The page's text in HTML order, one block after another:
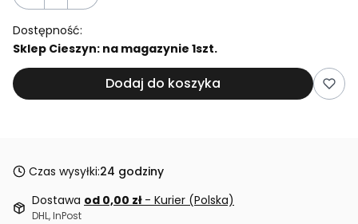
Dostępność:
Sklep Cieszyn: na magazynie 1szt.
Dodaj do koszyka
Czas wysyłki:24 godziny
Dostawa od 0,00 zł - Kurier (Polska)
DHL, InPost